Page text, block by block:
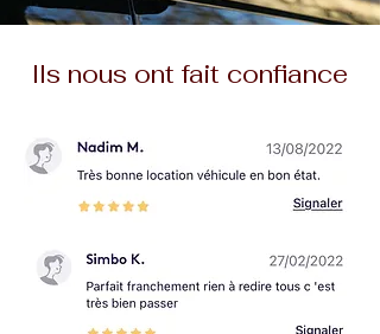
Ils nous ont fait confiance